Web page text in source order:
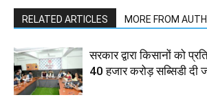
RELATED ARTICLES MORE FROM
सरकार द्वारा किसानों को
40 हजार करोड़ सब्सिडी दी